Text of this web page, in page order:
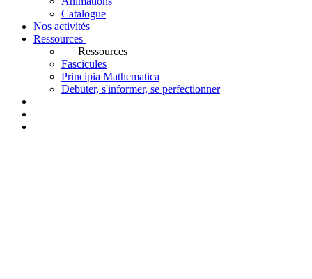
Catalogue
Nos activités
Ressources
Ressources
Fascicules
Principia Mathematica
Debuter, s'informer, se perfectionner